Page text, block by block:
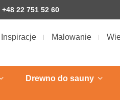
+48 22 751 52 60
Inspiracje Malowanie
Drewno do sauny